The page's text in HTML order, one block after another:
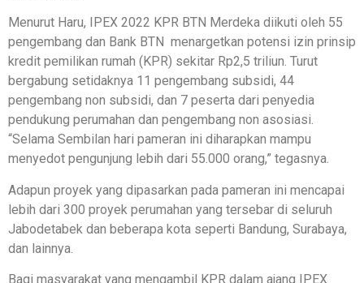
Menurut Haru, IPEX 2022 KPR BTN Merdeka diikuti oleh 55
pengembang dan Bank BTN menargetkan potensi izin prinsip
kredit pemilikan rumah (KPR) sekitar Rp2,5 triliun. Turut
bergabung setidaknya 11 pengembang subsidi, 44
pengembang non subsidi, dan 7 peserta dari penyedia
pendukung perumahan dan pengembang non asosiasi.
“Selama Sembilan hari pameran ini diharapkan mampu
menyedot pengunjung lebih dari 55.000 orang,” tegasnya.
Adapun proyek yang dipasarkan pada pameran ini mencapai
lebih dari 300 proyek perumahan yang tersebar di seluruh
Jabodetabek dan beberapa kota seperti Bandung, Surabaya,
dan lainnya.
Bagi masyarakat yang mengambil KPR dalam ajang IPEX